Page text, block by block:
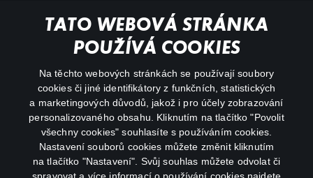
TATO WEBOVÁ STRÁNKA
POUŽÍVÁ COOKIES
Na těchto webových stránkách se používají soubory
cookies či jiné identifikátory z funkčních, statistických
a marketingových důvodů, jakož i pro účely zobrazování
personalizovaného obsahu. Kliknutím na tlačítko "Povolit
všechny cookies" souhlasíte s používáním cookies.
Nastavení souborů cookies můžete změnit kliknutím
na tlačítko "Nastavení". Svůj souhlas můžete odvolat či
Můj účet
Důležité odkazy
facebookinstagram
youtube